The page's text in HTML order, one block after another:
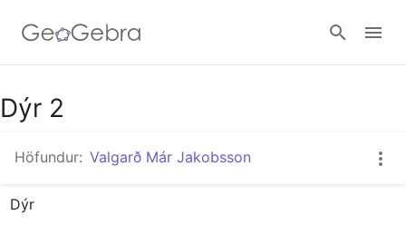
Google Classroom
GeoGebra Kennslustofan
Dýr 2
Höfundur: Valgarð Már Jakobsson
Dýr